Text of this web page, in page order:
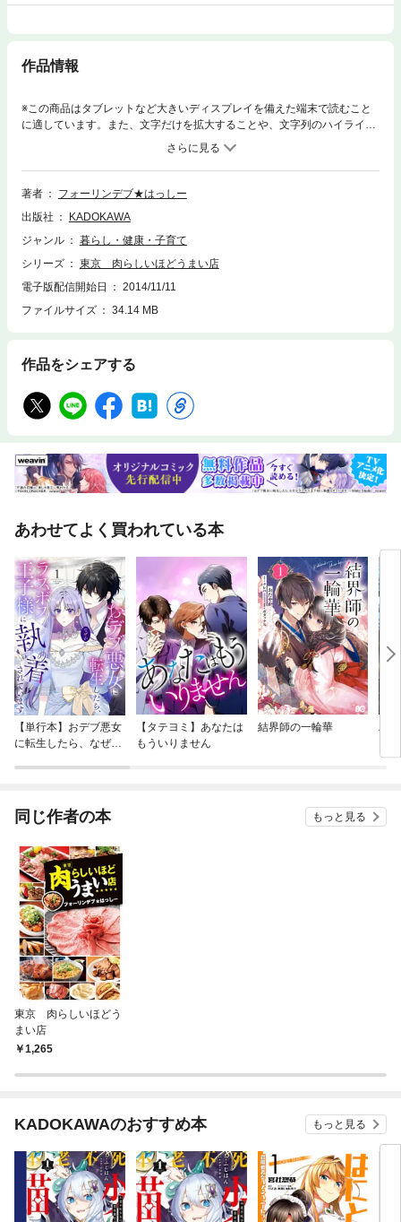
作品情報
※この商品はタブレットなど大きいディスプレイを備えた端末で読むこと
に適しています。また、文字だけを拡大することや、文字列のハイライ
ト、検索、辞書の参照、引用などの機能が使用できません。デブの選んだ
お店にハズレなし！ 開設早々、ライブドアブログのアクセスランキング
で２年連続１位を記録しているグルメブログ。「イエス！フォーリンデ
ブ」の内容を書籍化。熟成肉やブランド牛など、食肉の進化とともに近年
あるお店の中から厳選した約80軒を紹介する。
著者
フォーリンデブ★はっしー
出版社
KADOKAWA
ジャンル
暮らし・健康・子育て
シリーズ
東京 肉らしいほどうまい店
電子版配信開始日
2014/11/11
ファイルサイズ
34.14 MB
作品をシェアする
あわせてよく買われている本
【単行本】おデブ悪女
に転生したら、なぜか
【タテヨミ】あなたは
もういりません
結界師の一輪華
バ
今
同じ作者の本 もっと見る
東京 肉らしいほどう
まい店
1,265
KADOKAWAのおすすめ本 もっと見る